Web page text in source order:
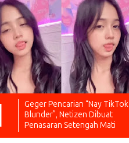
Geger Pencarian “Nay TikTok
Blunder”, Netizen Dibuat
Penasaran Setengah Mati